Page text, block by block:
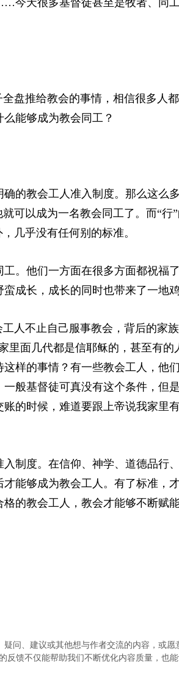
盘推给教会的事情，相信很多人
能够成为教会同工？
的教会工人准入制度。那么这么
可以成为一名教会同工了。而“行
几乎没有任何别的标准。
。他们一方面在很多方面都祝福
成长，成长的同时也带来了一地鸡
人不止自己服事教会，背后的家
里面几代都是信耶稣的，甚至有的
样的事情？有一些教会工人，他
般基督徒可真没有这个条件，但
的时候，难道要跟上帝说我家里
制度。在信仰、神学、道德品行
能够成为教会工人。有了标准，
的教会工人，教会才能够不断赋
问、建议或其他想与作者交流的内容，或愿
反馈不仅能帮助我们不断优化内容质量，也